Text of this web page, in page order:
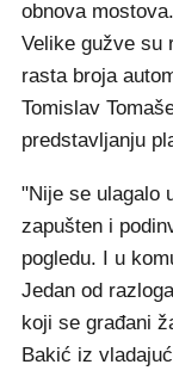
obnova
Velike gužve su
rasta broja
Tomislav
predstavljanju
"Nije se ulagalo
zapušten i
pogledu. I u
Jedan od
koji se građani
Bakić iz